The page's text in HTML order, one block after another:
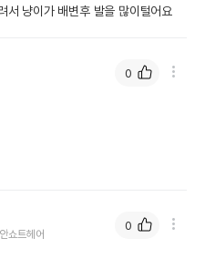
서 냥이가 배변후 발을 많이털어요
0
쇼트헤어
0